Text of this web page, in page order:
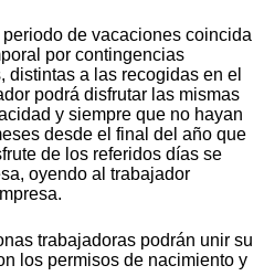
de vacaciones coincida
por contingencias
distintas a las recogidas en el
podrá disfrutar las mismas
y siempre que no hayan
desde el final del año que
de los referidos días se
oyendo al trabajador
trabajadoras podrán unir su
los permisos de nacimiento y